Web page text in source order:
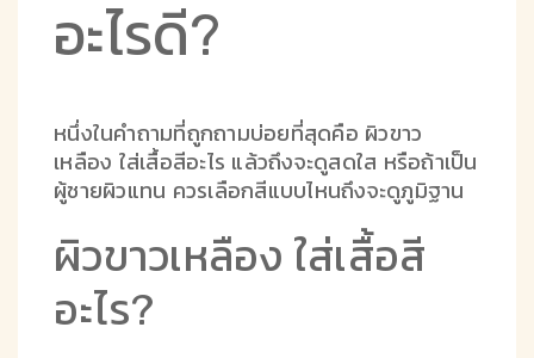
อะไรดี?
หนึ่งในคำถามที่ถูกถามบ่อยที่สุดคือ ผิวขาว
เหลือง ใส่เสื้อสีอะไร แล้วถึงจะดูสดใส หรือถ้าเป็น
ผู้ชายผิวแทน ควรเลือกสีแบบไหนถึงจะดูภูมิฐาน
ผิวขาวเหลือง ใส่เสื้อสี
อะไร?